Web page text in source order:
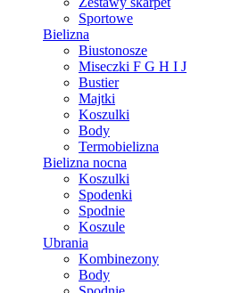
Sportowe
Bielizna
Biustonosze
Miseczki F G H I J
Bustier
Majtki
Koszulki
Body
Termobielizna
Bielizna nocna
Koszulki
Spodenki
Spodnie
Koszule
Ubrania
Kombinezony
Body